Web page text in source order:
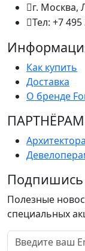
г. Москва,
Тел: +7
Как купить
Доставка
О бренде
ПАРТНËРАМ
Подпишись
Полезные
специальных